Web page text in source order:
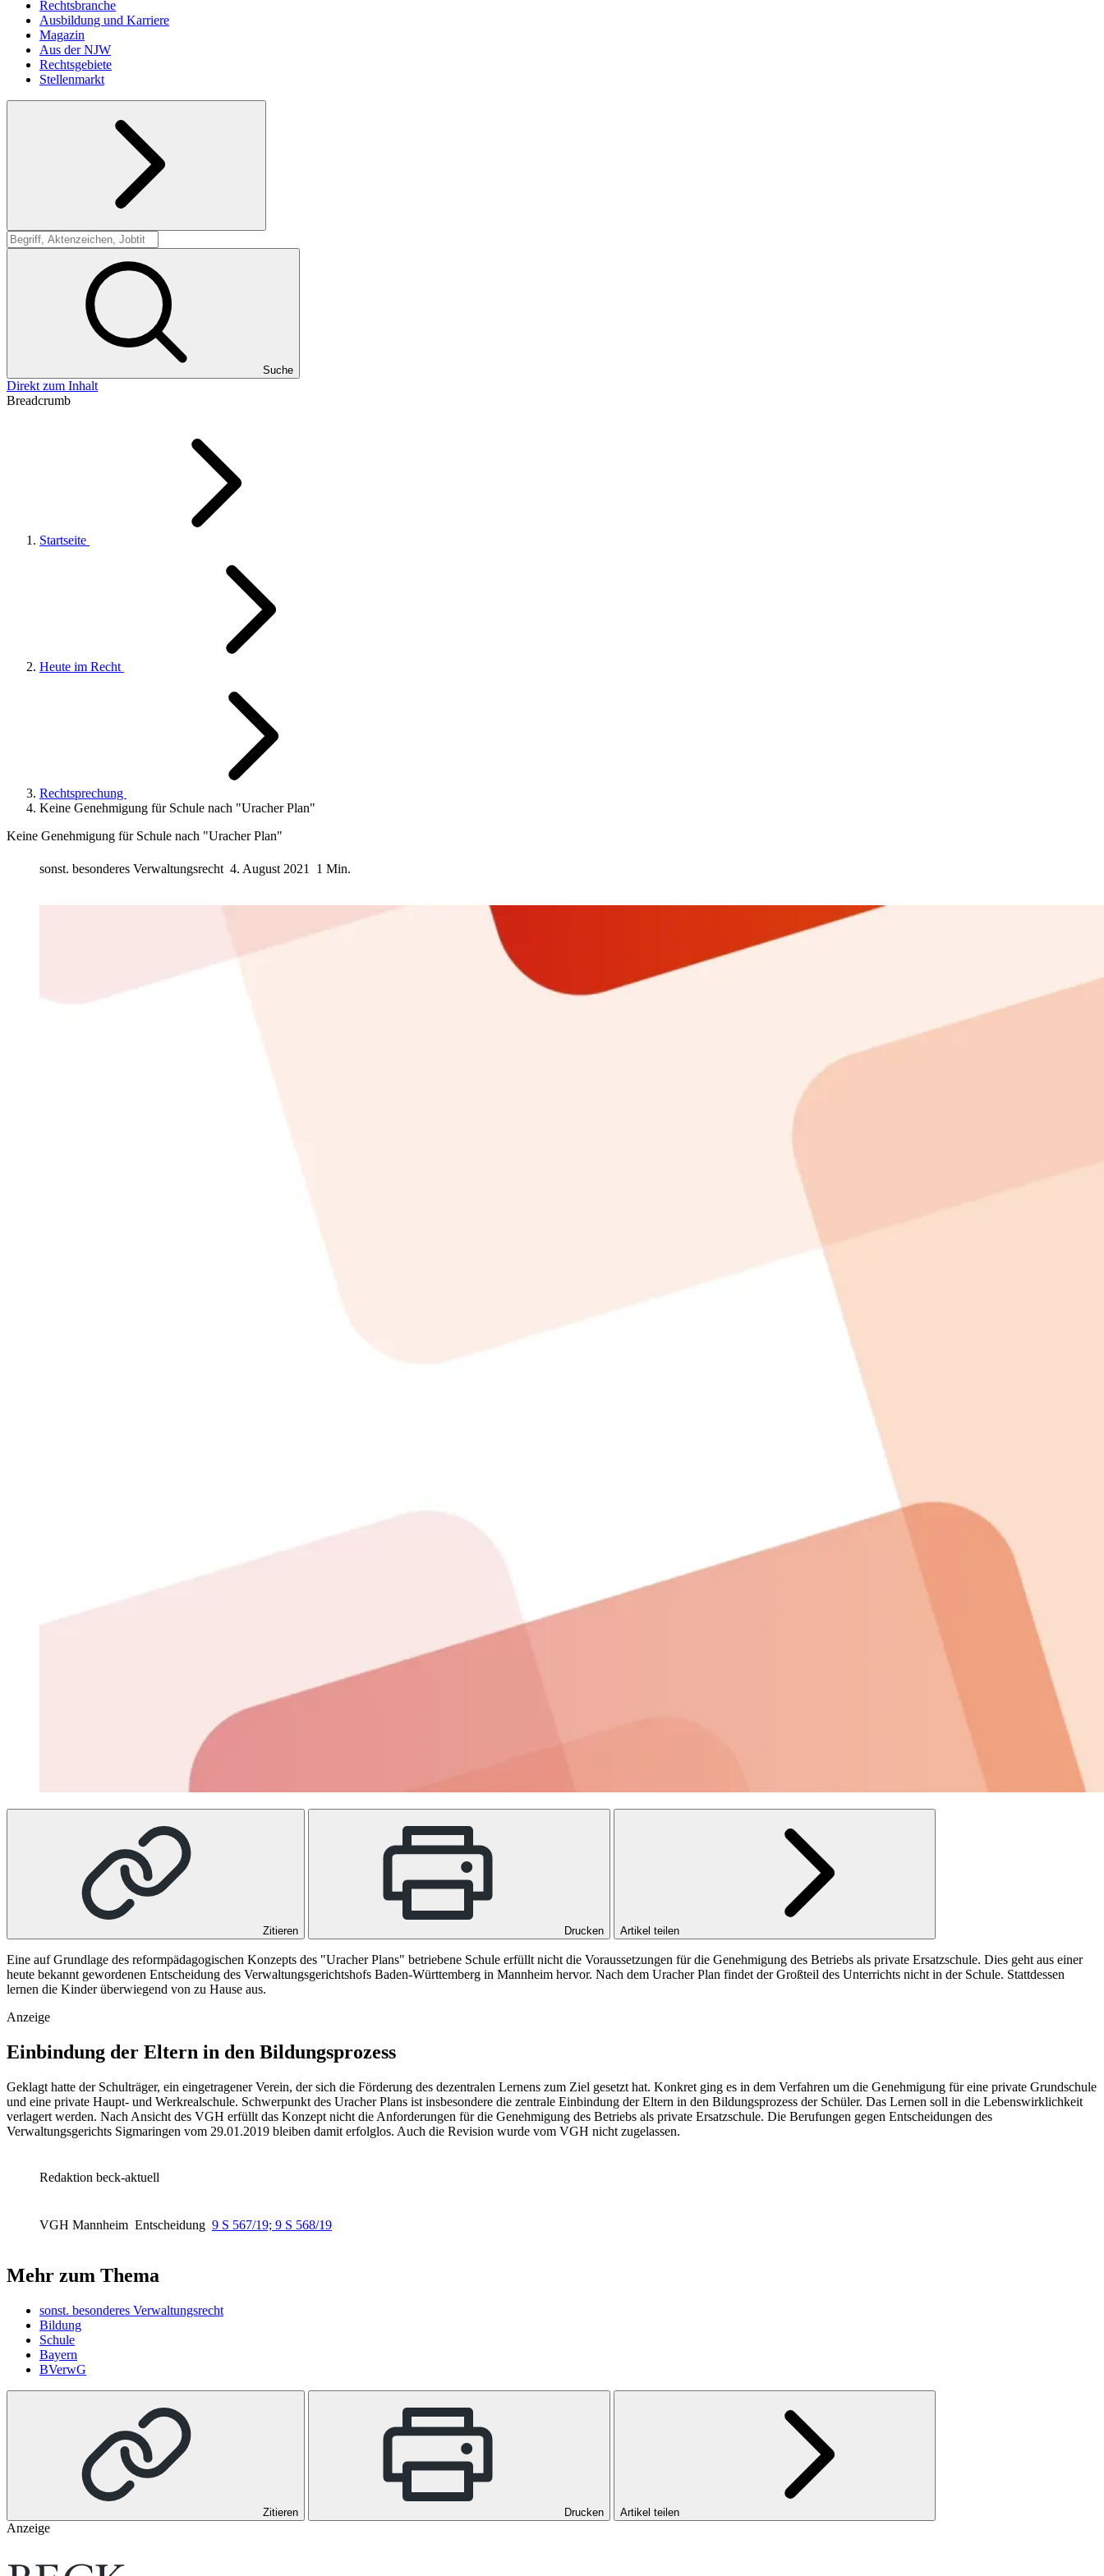
Rechtsbranche
Ausbildung und Karriere
Magazin
Aus der NJW
Rechtsgebiete
Stellenmarkt
Suche
Suche
Direkt zum Inhalt
Breadcrumb
Startseite
Heute im Recht
Rechtsprechung
Keine Genehmigung für Schule nach "Uracher Plan"
Keine Genehmigung für Schule nach "Uracher Plan"
sonst. besonderes Verwaltungsrecht 4. August 2021 1 Min.
Zitieren Drucken Artikel teilen
Eine auf Grundlage des reformpädagogischen Konzepts des "Uracher Plans" betriebene Schule erfüllt nicht die Voraussetzungen für die Genehmigung des Betriebs als private Ersatzschule. Dies geht aus einer
heute bekannt gewordenen Entscheidung des Verwaltungsgerichtshofs Baden-Württemberg in Mannheim hervor. Nach dem Uracher Plan findet der Großteil des Unterrichts nicht in der Schule. Stattdessen
lernen die Kinder überwiegend von zu Hause aus.
Anzeige
Einbindung der Eltern in den Bildungsprozess
Geklagt hatte der Schulträger, ein eingetragener Verein, der sich die Förderung des dezentralen Lernens zum Ziel gesetzt hat. Konkret ging es in dem Verfahren um die Genehmigung für eine private Grundschule
und eine private Haupt- und Werkrealschule. Schwerpunkt des Uracher Plans ist insbesondere die zentrale Einbindung der Eltern in den Bildungsprozess der Schüler. Das Lernen soll in die Lebenswirklichkeit
verlagert werden. Nach Ansicht des VGH erfüllt das Konzept nicht die Anforderungen für die Genehmigung des Betriebs als private Ersatzschule. Die Berufungen gegen Entscheidungen des
Verwaltungsgerichts Sigmaringen vom 29.01.2019 bleiben damit erfolglos. Auch die Revision wurde vom VGH nicht zugelassen.
Redaktion beck-aktuell
VGH Mannheim Entscheidung 9 S 567/19; 9 S 568/19
Mehr zum Thema
sonst. besonderes Verwaltungsrecht
Bildung
Schule
Bayern
BVerwG
Zitieren Drucken Artikel teilen
Anzeige